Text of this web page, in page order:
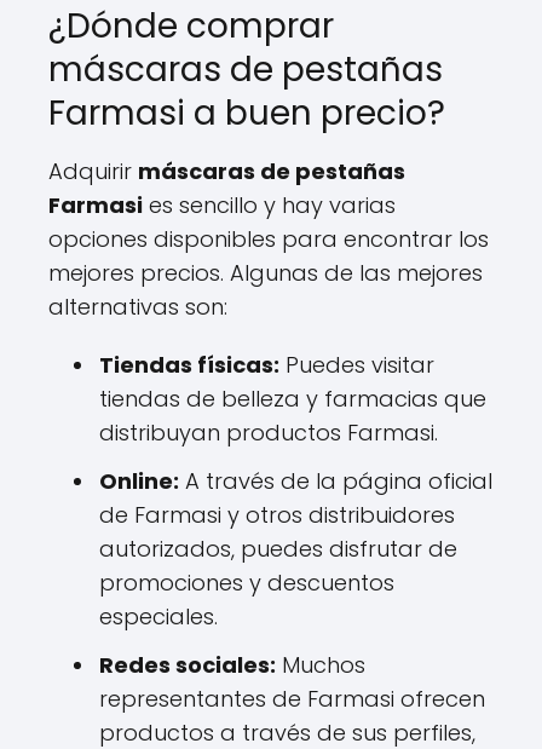
¿Dónde comprar
máscaras de pestañas
Farmasi a buen precio?
Adquirir máscaras de pestañas
Farmasi es sencillo y hay varias
opciones disponibles para encontrar los
mejores precios. Algunas de las mejores
alternativas son:
Tiendas físicas: Puedes visitar
tiendas de belleza y farmacias que
distribuyan productos Farmasi.
Online: A través de la página oficial
de Farmasi y otros distribuidores
autorizados, puedes disfrutar de
promociones y descuentos
especiales.
Redes sociales: Muchos
representantes de Farmasi ofrecen
productos a través de sus perfiles,